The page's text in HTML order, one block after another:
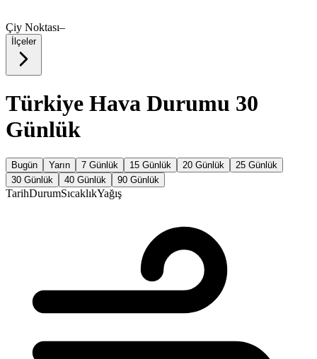
Çiy Noktası–
İlçeler
Türkiye Hava Durumu 30
Günlük
Bugün Yarın 7 Günlük 15 Günlük 20 Günlük
25 Günlük
30 Günlük
40 Günlük 90 Günlük
TarihDurumSıcaklıkYağış